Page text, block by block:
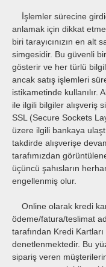
İşlemler sürecine
anlamak için dikkat
biri tarayıcınızın en alt
simgesidir. Bu güvenli
gösterir ve her türlü
ancak satış işlemleri
istikametinde kullanılır.
ile ilgili bilgiler alışveriş
SSL (Secure Sockets
üzere ilgili bankaya
takdirde alışverişe
tarafımızdan
üçüncü şahısların
engellenmiş olur.
Online olarak kredi
ödeme/fatura/teslimat
tarafından Kredi Kartları
denetlenmektedir. Bu
sipariş veren